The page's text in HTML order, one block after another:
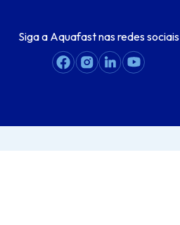
Siga a Aquafast nas redes sociais